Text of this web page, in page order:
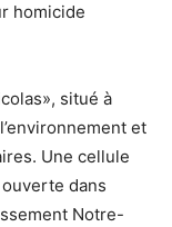
homicide
situé à
et
Une cellule
dans
Notre-